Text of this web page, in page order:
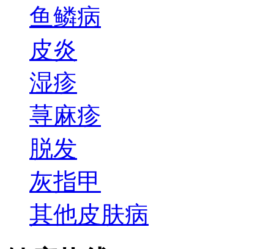
鱼鳞病
皮炎
湿疹
荨麻疹
脱发
灰指甲
其他皮肤病